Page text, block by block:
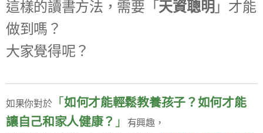
這樣的讀書方法，需要「 天資聰明 」才能
做到嗎？
大家覺得呢？
如果你對於「如何才能輕鬆教養孩子？如何才能
讓自己和家人健康？ 」
有興趣，